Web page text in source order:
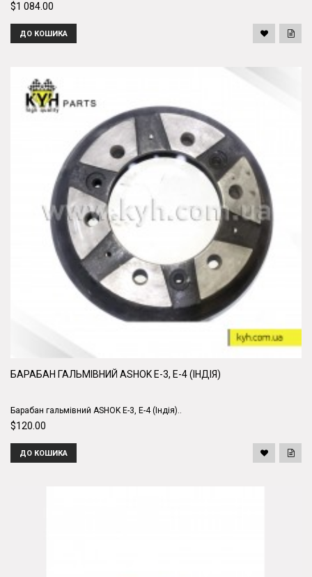
$1 084.00
ДО КОШИКА
БАРАБАН ГАЛЬМІВНИЙ ASHOK Е-3, Е-4 (ІНДІЯ)
Барабан гальмівний ASHOK Е-3, Е-4 (Індія)..
$120.00
ДО КОШИКА